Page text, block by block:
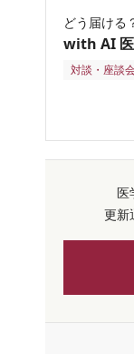
どう届ける
with AI 医
対談・座談
医
更新